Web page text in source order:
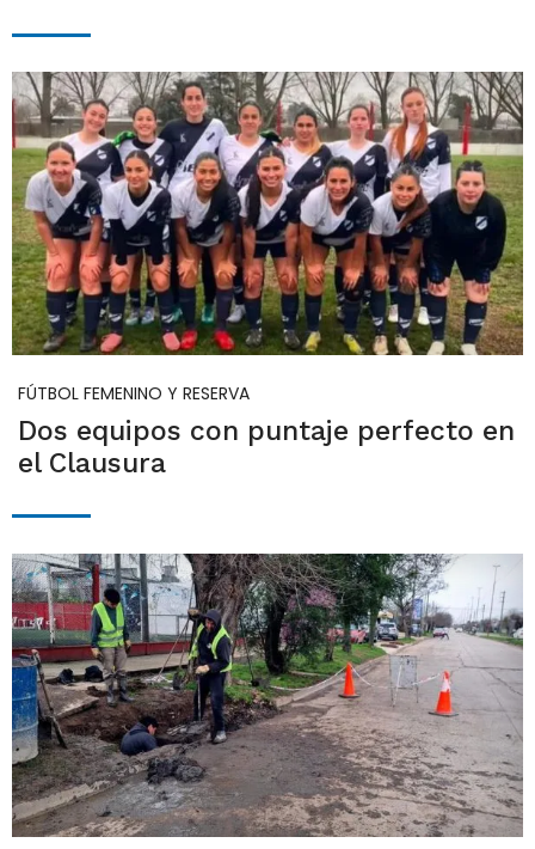
FÚTBOL FEMENINO Y RESERVA
Dos equipos con puntaje perfecto en
el Clausura